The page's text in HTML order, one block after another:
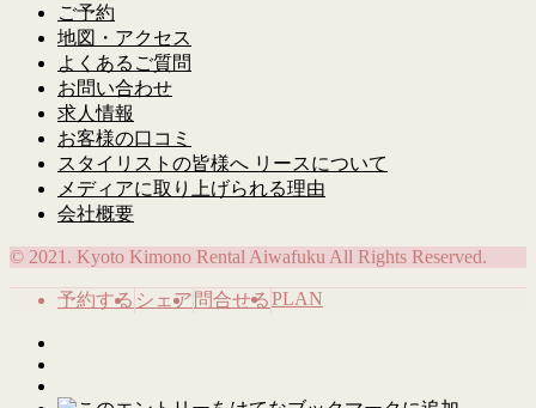
ご予約
地図・アクセス
よくあるご質問
お問い合わせ
求人情報
お客様の口コミ
スタイリストの皆様へ リースについて
メディアに取り上げられる理由
会社概要
© 2021. Kyoto Kimono Rental Aiwafuku All Rights Reserved.
予約する シェア 問合せるPLAN